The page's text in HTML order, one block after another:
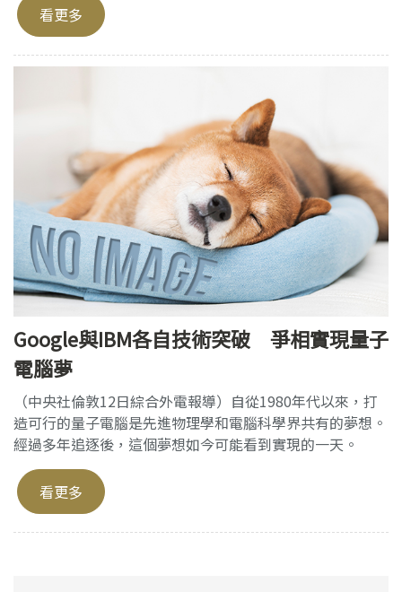
看更多
Google與IBM各自技術突破 爭相實現量子
電腦夢
（中央社倫敦12日綜合外電報導）自從1980年代以來，打
造可行的量子電腦是先進物理學和電腦科學界共有的夢想。
經過多年追逐後，這個夢想如今可能看到實現的一天。
看更多